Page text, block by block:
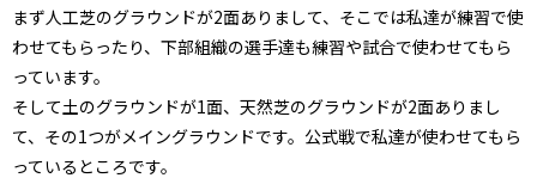
まず人工芝のグラウンドが2面ありまして、そこでは私達が練習で使
わせてもらったり、下部組織の選手達も練習や試合で使わせてもら
っています。
そして土のグラウンドが1面、天然芝のグラウンドが2面ありまし
て、その1つがメイングラウンドです。公式戦で私達が使わせてもら
っているところです。